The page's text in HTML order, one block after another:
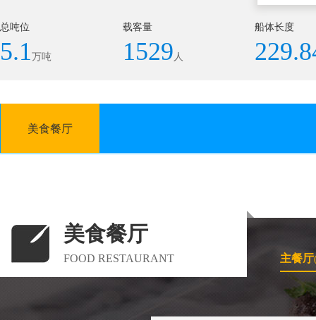
总吨位
5.1万吨
载客量
1529 人
船体长度
美食餐厅
美食餐厅
FOOD RESTAURANT 主餐厅